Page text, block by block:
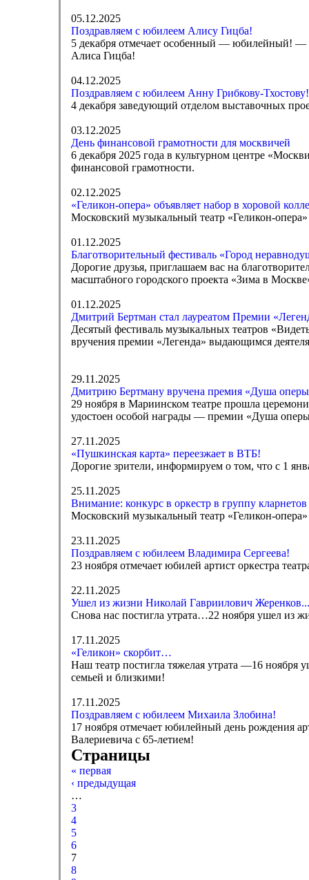
05.12.2025
Поздравляем с юбилеем Алису Гицба!
5 декабря отмечает особенный — юбилейный! —
Алиса Гицба!
04.12.2025
Поздравляем с юбилеем Анну Грибкову-Тхостову!
4 декабря заведующий отделом выставочных
03.12.2025
День финансовой грамотности для москвичей
6 декабря 2025 года в культурном центре
финансовой грамотности.
02.12.2025
«Геликон-опера» объявляет набор в хоровой
Московский музыкальный театр «Геликон-
01.12.2025
Благотворительный фестиваль «Город
Дорогие друзья, приглашаем вас на
масштабного городского проекта «Зима в
01.12.2025
Дмитрий Бертман стал лауреатом Премии
Десятый фестиваль музыкальных театров
вручения премии «Легенда» выдающимся
29.11.2025
Дмитрию Бертману вручена премия «Душа
29 ноября в Мариинском театре прошла
удостоен особой награды — премии «Душа
27.11.2025
«Пушкинская карта» переезжает в ВТБ!
Дорогие зрители, информируем о том, что с 1
25.11.2025
Внимание: конкурс в оркестр в группу кларнетов
Московский музыкальный театр «Геликон-
23.11.2025
Поздравляем с юбилеем Владимира Сергеева!
23 ноября отмечает юбилей артист оркестра
22.11.2025
Ушел из жизни Николай Гавриилович Жеренков...
Снова нас постигла утрата…22 ноября ушел из
17.11.2025
«Геликон» скорбит…
Наш театр постигла тяжелая утрата —16 ноября
семьей и близкими!
17.11.2025
Поздравляем с юбилеем Михаила Злобина!
17 ноября отмечает юбилейный день рождения
Валериевича с 65-летием!
Страницы
« первая
‹ предыдущая
…
3
4
5
6
7
8